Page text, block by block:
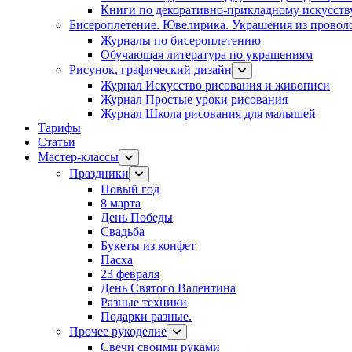
Книги по декоративно-прикладному
Бисероплетение. Ювелирика. Украшения из
Журналы по бисероплетению
Обучающая литература по украшениям
Рисунок, графический дизайн
Журнал Искусство рисования и живописи
Журнал Простые уроки рисования
Журнал Школа рисования для малышей
Тарифы
Статьи
Мастер-классы
Праздники
Новый год
8 марта
День Победы
Свадьба
Букеты из конфет
Пасха
23 февраля
День Святого Валентина
Разные техники
Подарки разные.
Прочее рукоделие
Свечи своими руками